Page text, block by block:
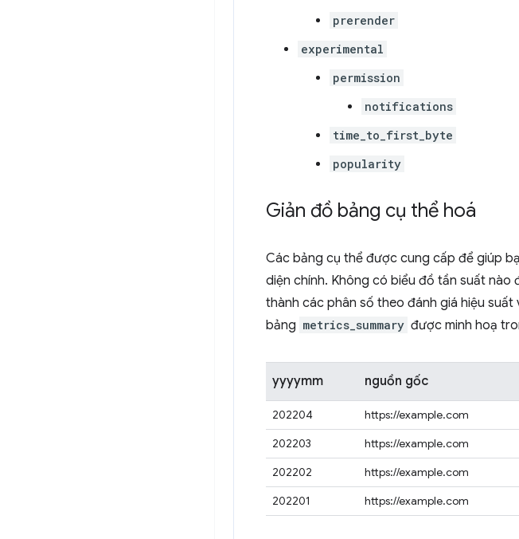
prerender
experimental
permission
notifications
time_to_first_byte
popularity
Giản đồ bảng cụ thể hoá
Các bảng cụ thể được cung cấp để giúp
diện chính. Không có biểu đồ tần suất
thành các phân số theo đánh giá hiệu
bảng metrics_summary được minh hoạ
yyyymm nguồn gốc
202204 https://example.com
202203
https://example.com
202202
https://example.com
202201
https://example.com